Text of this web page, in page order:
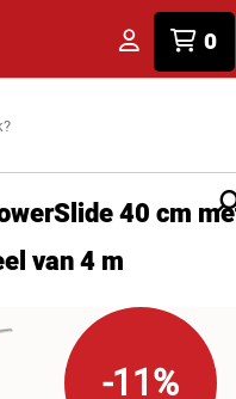
0
40 cm
van 4 m
-11%